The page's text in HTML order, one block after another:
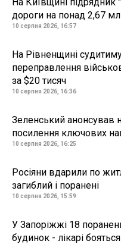
дороги на понад 2,67
10 серпня 2026, 16:57
На Рівненщині
переправлення
за $20 тисяч
10 серпня 2026, 16:36
Зеленський анонсував
посилення ключових
10 серпня 2026, 16:25
Росіяни вдарили по
загиблий і поранені
10 серпня 2026, 15:59
У Запоріжжі 18
будинок - лікарі